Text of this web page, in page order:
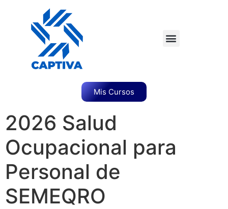
Mis Cursos
2026 Salud
Ocupacional para
Personal de
SEMEQRO